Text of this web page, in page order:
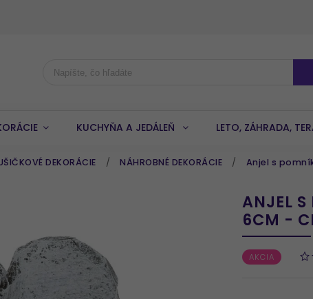
KUCHYŇA A JEDÁLEŇ LETO, ZÁHRADA,
DEKORÁCIE / NÁHROBNÉ DEKORÁCIE / Anjel s
ANJEL
6CM -
AKCIA